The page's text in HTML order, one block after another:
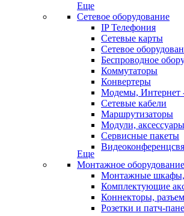
Еще
Сетевое оборудование
IP Телефония
Сетевые карты
Сетевое
Беспроводное
Коммутаторы
Конвертеры
Модемы, Интернет
Сетевые кабели
Маршрутизаторы
Модули, аксессуары
Сервисные пакеты
Еще
Монтажное оборудование
Монтажные шкафы,
Комплектующие
Коннекторы,
Розетки и патч-